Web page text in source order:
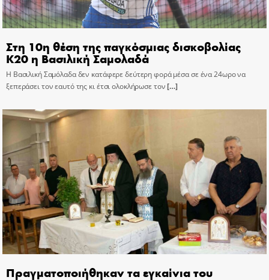
Στη 10η θέση της παγκόσμιας δισκοβολίας
Κ20 η Βασιλική Σαμολαδά
Η Βασιλική Σαμόλαδα δεν κατάφερε δεύτερη φορά μέσα σε ένα 24ωρο να
ξεπεράσει τον εαυτό της κι έτσι ολοκλήρωσε τον[…]
Πραγματοποιήθηκαν τα εγκαίνια του